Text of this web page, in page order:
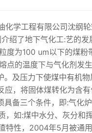
化学工程有限公司沈纲
绍了地下气化工:艺的
度为100 um以下的煤
点的温度下与气化剂发
及压力下使煤中有机
，将固体煤转化为含
备三个条件，即:气化
，如:煤中水分、灰分和
性，2004年5月被通